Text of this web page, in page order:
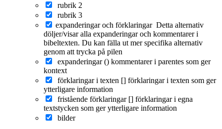
rubrik 2
rubrik 3
expanderingar och förklaringar Detta alternativ
döljer/visar alla expanderingar och kommentarer i
bibeltexten. Du kan fälla ut mer specifika alternativ
genom att trycka på pilen
expanderingar () kommentarer i parentes som ger
kontext
förklaringar i texten [] förklaringar i texten som ger
ytterligare information
fristående förklaringar [] förklaringar i egna
textstycken som ger ytterligare information
bilder